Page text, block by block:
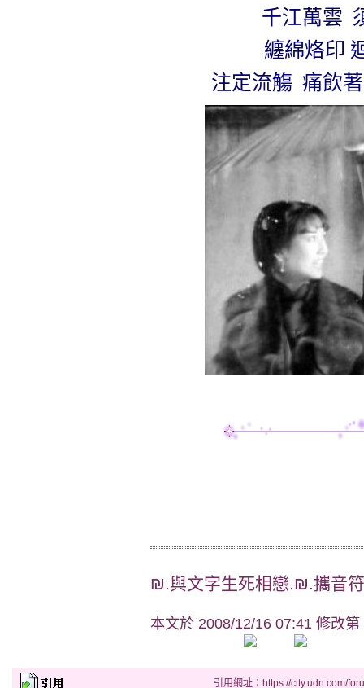
千江萬雲
纏綿烙印
注定流觴 痛飲
₪.與文字生死相戀.₪.攜音
本文於 2008/12/16 07:41 修改第
引用網址：https://city.udn.com/